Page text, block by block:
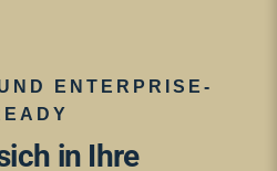
ENTERPRISE-
in Ihre